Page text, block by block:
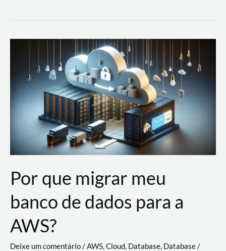
Soluções
AWS
Por que migrar meu
banco de dados para a
AWS?
Deixe um comentário/AWS,Cloud, Database, Database/